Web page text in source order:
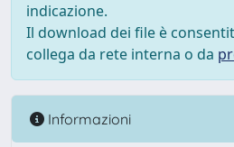
indicazione.
Il download dei file è
collega da rete interna o da
Informazioni